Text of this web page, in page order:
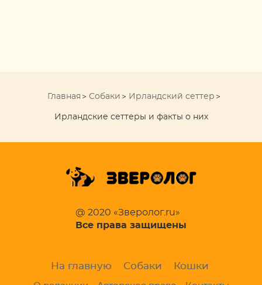
Главная Собаки Ирландский сеттер
Ирландские сеттеры и факты о них
@ 2020 «Зверолог.ru»
Все права защищены
На главную Собаки Кошки